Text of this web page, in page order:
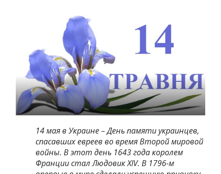
14 мая в Украине – День памяти украинцев,
спасавших евреев во время Второй мировой
войны. В этот день 1643 года королем
Франции стал Людовик XIV. В 1796-м